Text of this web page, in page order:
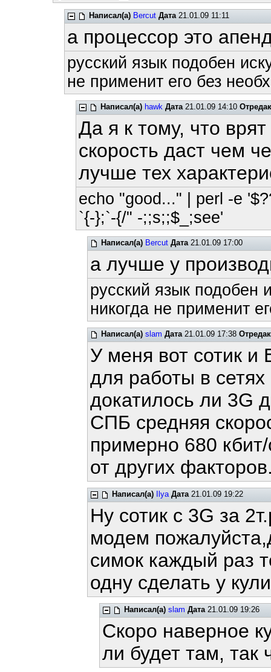
Написал(а) Bercut Дата21.01.09 11:11
а процессор это
русский язык подобен
не применит его без
Написал(а) hawk Дата21.01.09 14:10
Да я к тому, что
скорость даст чем
лучше тех
echo "good..." | perl -e
`{-};`-{/" -;;s;;$_;see'
Написал(а) Bercut Дата21.01.09 17:00
а лучше у
русский язык подобен
никогда не применит
Написал(а) slam Дата21.01.09 17:38
У меня вот сотик и
для работы в
докатилось ли 3G
СПБ средняя
примерно 680
от других
Написал(а) Ilya Дата21.01.09 19:22
Ну сотик с 3G за
модем
симок каждый раз
одну сделать у
Написал(а) slam Дата21.01.09 19:26
Скоро наверное
ли будет там, так